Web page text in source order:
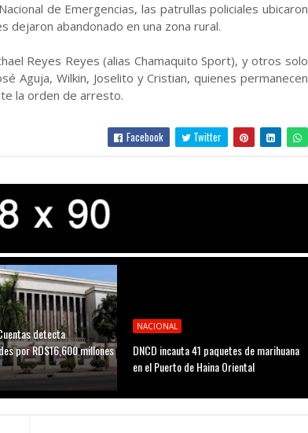
de Emergencias, las patrullas policiales ubicaron
dejaron abandonado en una zona rural.
Reyes Reyes (alias Chamaquito Sport), y otros solo
Aguja, Wilkin, Joselito y Cristian, quienes permanecen
la orden de arresto.
Facebook Twitter
detecta
por RD$16,600 millones
NACIONAL
DNCD incauta 41 paquetes de marihuana
en el Puerto de Haina Oriental